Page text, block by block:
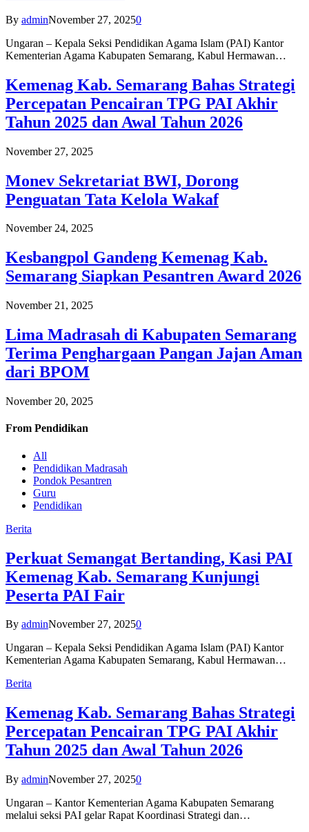
By adminNovember 27, 20250
Ungaran – Kepala Seksi Pendidikan Agama Islam (PAI) Kantor
Kementerian Agama Kabupaten Semarang, Kabul Hermawan…
Kemenag Kab. Semarang Bahas Strategi
Percepatan Pencairan TPG PAI Akhir
Tahun 2025 dan Awal Tahun 2026
November 27, 2025
Monev Sekretariat BWI, Dorong
Penguatan Tata Kelola Wakaf
November 24, 2025
Kesbangpol Gandeng Kemenag Kab.
Semarang Siapkan Pesantren Award 2026
November 21, 2025
Lima Madrasah di Kabupaten Semarang
Terima Penghargaan Pangan Jajan Aman
dari BPOM
November 20, 2025
From Pendidikan
All
Pendidikan Madrasah
Pondok Pesantren
Guru
Pendidikan
Berita
Perkuat Semangat Bertanding, Kasi PAI
Kemenag Kab. Semarang Kunjungi
Peserta PAI Fair
By adminNovember 27, 20250
Ungaran – Kepala Seksi Pendidikan Agama Islam (PAI) Kantor
Kementerian Agama Kabupaten Semarang, Kabul Hermawan…
Berita
Kemenag Kab. Semarang Bahas Strategi
Percepatan Pencairan TPG PAI Akhir
Tahun 2025 dan Awal Tahun 2026
By adminNovember 27, 20250
Ungaran – Kantor Kementerian Agama Kabupaten Semarang
melalui seksi PAI gelar Rapat Koordinasi Strategi dan…